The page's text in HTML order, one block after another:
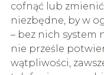
cofnąć lub
niezbędne, by w
– bez nich system
nie prześle
wątpliwości,